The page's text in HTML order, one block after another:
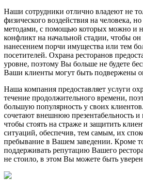
Наши сотрудники отлично владеют не
физического воздействия на человека,
методами, с помощью которых можно и
конфликт на начальной стадии, чтобы он
нанесением порчи имущества или тем
посетителей. Охрана ресторанов
уровне, поэтому Вы больше не будете
Ваши клиенты могут быть подвержены
Наша компания предоставляет услуги
течение продолжительного времени,
большую популярность у своих
сочетают внешнюю презентабельность
чтобы стоять на страже и защитить
ситуаций, обеспечив, тем самым, их
пребывание в Вашем заведении. Кроме
поддерживать репутацию Вашего
не стоило, в этом Вы можете быть